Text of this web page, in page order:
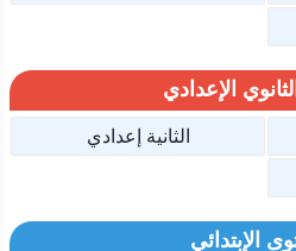
الإعدادي
الثانية إعدادي
الإبتدائي